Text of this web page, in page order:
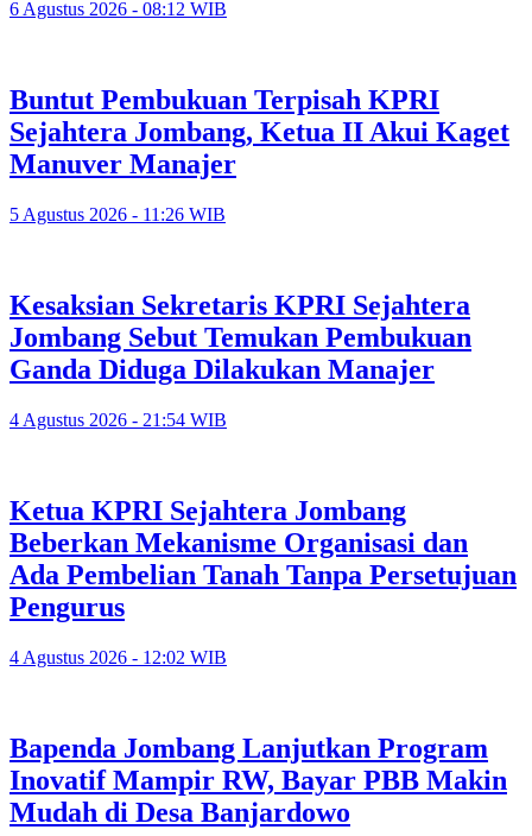
6 Agustus 2026 - 08:12 WIB
Buntut Pembukuan Terpisah KPRI
Sejahtera Jombang, Ketua II Akui Kaget
Manuver Manajer
5 Agustus 2026 - 11:26 WIB
Kesaksian Sekretaris KPRI Sejahtera
Jombang Sebut Temukan Pembukuan
Ganda Diduga Dilakukan Manajer
4 Agustus 2026 - 21:54 WIB
Ketua KPRI Sejahtera Jombang
Beberkan Mekanisme Organisasi dan
Ada Pembelian Tanah Tanpa Persetujuan
Pengurus
4 Agustus 2026 - 12:02 WIB
Bapenda Jombang Lanjutkan Program
Inovatif Mampir RW, Bayar PBB Makin
Mudah di Desa Banjardowo